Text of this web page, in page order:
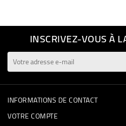
INSCRIVEZ-VOUS À
INFORMATIONS DE CONTACT
VOTRE COMPTE